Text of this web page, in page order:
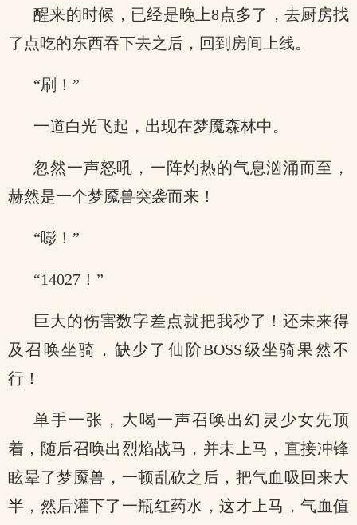
醒来的时候，已经是晚上8点多了，去厨房找
了点吃的东西吞下去之后，回到房间上线。
“刷！”
一道白光飞起，出现在梦魇森林中。
忽然一声怒吼，一阵灼热的气息汹涌而至，
赫然是一个梦魇兽突袭而来！
“嘭！”
“14027！”
巨大的伤害数字差点就把我秒了！还未来得
及召唤坐骑，缺少了仙阶BOSS级坐骑果然不
行！
单手一张，大喝一声召唤出幻灵少女先顶
着，随后召唤出烈焰战马，并未上马，直接冲锋
眩晕了梦魇兽，一顿乱砍之后，把气血吸回来大
半，然后灌下了一瓶红药水，这才上马，气血值